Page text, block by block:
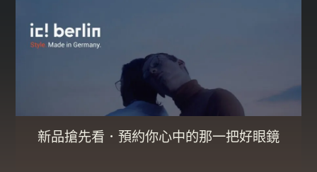
新品搶先看．預約你心中的那一把好眼鏡